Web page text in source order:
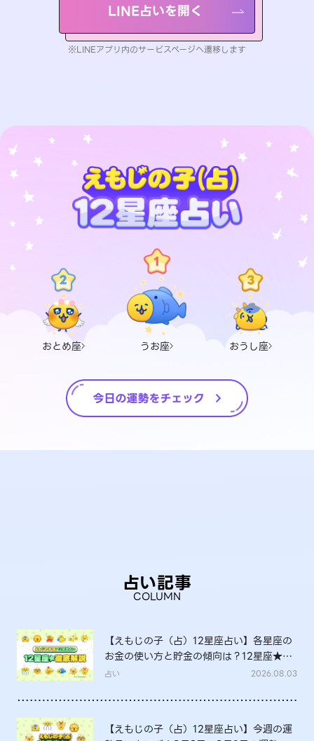
LINE占いを開く
※LINEアプリ内のサービスページへ遷移します
おとめ座 うお座 おうし座
占い記事
COLUMN
【えもじの子（占）12星座占い】各星座の
お金の使い方と貯金の傾向は？12星座★徹
底解説
占い 2026.08.03
【えもじの子（占）12星座占い】今週の運